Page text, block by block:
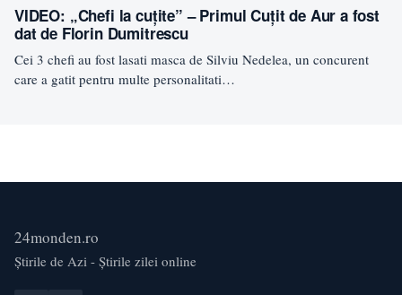
VIDEO: „Chefi la cuțite” – Primul Cuțit de Aur a fost
dat de Florin Dumitrescu
Cei 3 chefi au fost lasati masca de Silviu Nedelea, un concurent
care a gatit pentru multe personalitati…
24monden.ro
Știrile de Azi - Știrile zilei online